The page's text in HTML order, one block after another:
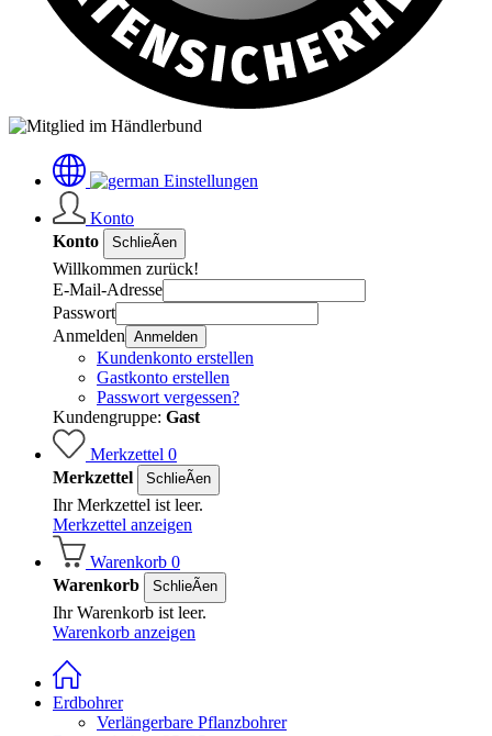
Einstellungen
Konto
Konto
SchlieÃen
Willkommen zurück!
E-Mail-Adresse
Passwort
Anmelden Anmelden
Kundenkonto erstellen
Gastkonto erstellen
Passwort vergessen?
Kundengruppe: Gast
Merkzettel 0
Merkzettel
SchlieÃen
Ihr Merkzettel ist leer.
Merkzettel anzeigen
Warenkorb 0
Warenkorb
SchlieÃen
Ihr Warenkorb ist leer.
Warenkorb anzeigen
Erdbohrer
Verlängerbare Pflanzbohrer